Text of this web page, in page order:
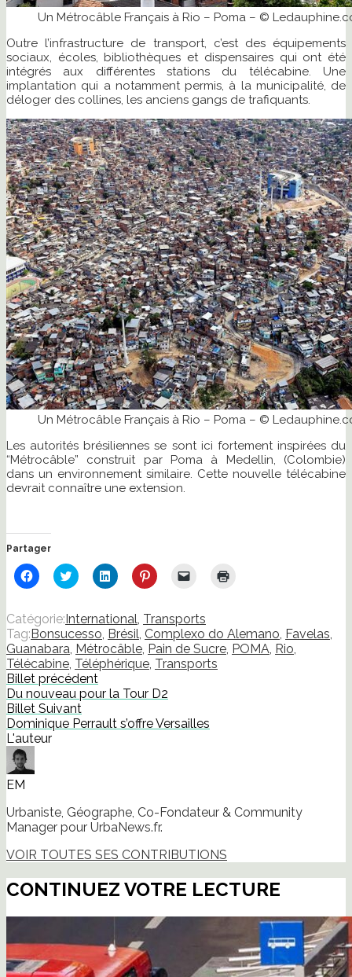
Un Métrocâble Français à Rio – Poma – ©
Outre l’infrastructure de transport, c’est des équipements
sociaux, écoles, bibliothèques et dispensaires qui ont été
intégrés aux différentes stations du télécabine. Une
implantation qui a notamment permis, à la municipalité, de
déloger des collines, les anciens gangs de trafiquants.
Un Métrocâble Français à Rio – Poma – ©
Les autorités brésiliennes se sont ici fortement inspirées du
“Métrocâble” construit par Poma à Medellin, (Colombie)
dans un environnement similaire. Cette nouvelle télécabine
devrait connaître une extension.
Partager
Cliquez
pour
Facebook(ouvre
dans
une
nouvelle
fenêtre)
Cliquez
pour
Twitter(ouvre
dans
une
nouvelle
fenêtre)
Cliquez
pour
LinkedIn(ouvre
dans
une
nouvelle
fenêtre)
Cliquez
pour
Pinterest(ouvre
dans
une
nouvelle
fenêtre)
Cliquer
lien
par
e-
mail
à
un
fenêtre)
fenêtre)
Catégorie: International, Transports
Tag: Bonsucesso, Brésil, Complexo do Alemano, Favelas,
Guanabara, Métrocâble, Pain de Sucre, POMA, Rio,
Télécabine, Téléphérique, Transports
Billet précédent
Du nouveau pour la Tour D2
Billet Suivant
Dominique Perrault s’offre Versailles
L'auteur
EM
Urbaniste, Géographe, Co-Fondateur & Community
Manager pour UrbaNews.fr.
VOIR TOUTES SES CONTRIBUTIONS
CONTINUEZ VOTRE LECTURE